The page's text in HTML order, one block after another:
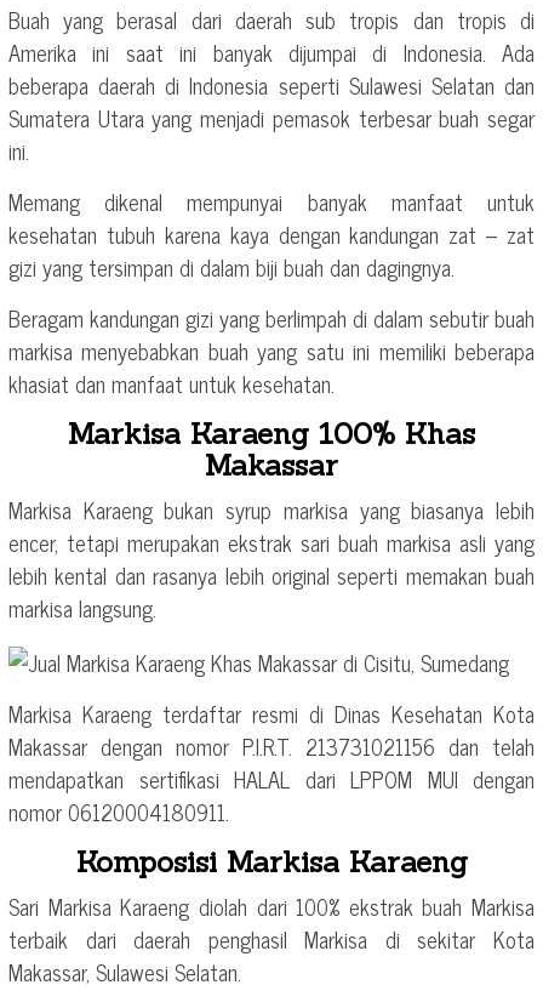
Buah yang berasal dari daerah sub tropis dan tropis di
Amerika ini saat ini banyak dijumpai di Indonesia. Ada
beberapa daerah di Indonesia seperti Sulawesi Selatan dan
Sumatera Utara yang menjadi pemasok terbesar buah segar
ini.
Memang dikenal mempunyai banyak manfaat untuk
kesehatan tubuh karena kaya dengan kandungan zat – zat
gizi yang tersimpan di dalam biji buah dan dagingnya.
Beragam kandungan gizi yang berlimpah di dalam sebutir buah
markisa menyebabkan buah yang satu ini memiliki beberapa
khasiat dan manfaat untuk kesehatan.
Markisa Karaeng 100% Khas
Makassar
Markisa Karaeng bukan syrup markisa yang biasanya lebih
encer, tetapi merupakan ekstrak sari buah markisa asli yang
lebih kental dan rasanya lebih original seperti memakan buah
markisa langsung.
Markisa Karaeng terdaftar resmi di Dinas Kesehatan Kota
Makassar dengan nomor P.I.R.T. 213731021156 dan telah
mendapatkan sertifikasi HALAL dari LPPOM MUI dengan
nomor 06120004180911.
Komposisi Markisa Karaeng
Sari Markisa Karaeng diolah dari 100% ekstrak buah Markisa
terbaik dari daerah penghasil Markisa di sekitar Kota
Makassar, Sulawesi Selatan.